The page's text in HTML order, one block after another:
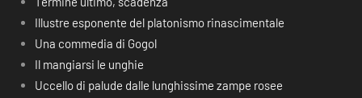
Illustre esponente del platonismo rinascimentale
Una commedia di Gogol
Il mangiarsi le unghie
Uccello di palude dalle lunghissime zampe rosee